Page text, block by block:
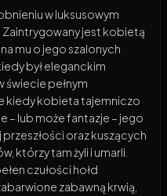
w luksusowym
Zaintrygowany jest kobietą
mu o jego szalonych
był eleganckim
pełnym
kiedy kobieta tajemniczo
– lub może fantazje – jego
oraz kuszących
którzy tam żyli i umarli.
czułości hołd
zabawną krwią,